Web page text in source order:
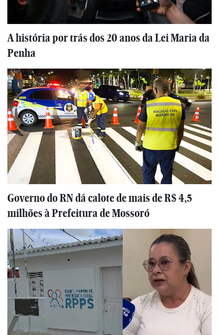
A história por trás dos 20 anos da Lei Maria da
Penha
Governo do RN dá calote de mais de R$ 4,5
milhões à Prefeitura de Mossoró